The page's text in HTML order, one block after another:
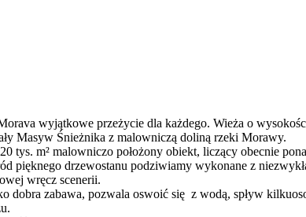
wyjątkowe przeżycie dla każdego. Wieża o
Masyw Śnieżnika z malowniczą doliną rzeki Morawy.
tys. m² malowniczo położony obiekt, liczący obecnie
pięknego drzewostanu podziwiamy wykonane z
wręcz scenerii.
dobra zabawa, pozwala oswoić się z wodą, spływ